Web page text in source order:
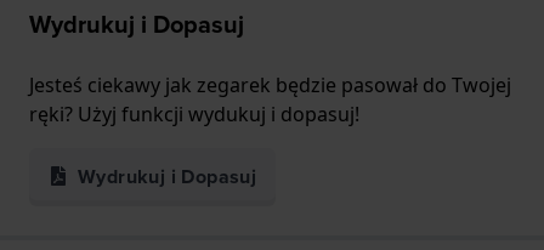
Wydrukuj i Dopasuj
Jesteś ciekawy jak zegarek będzie pasował do Twojej
ręki? Użyj funkcji wydukuj i dopasuj!
Wydrukuj i Dopasuj